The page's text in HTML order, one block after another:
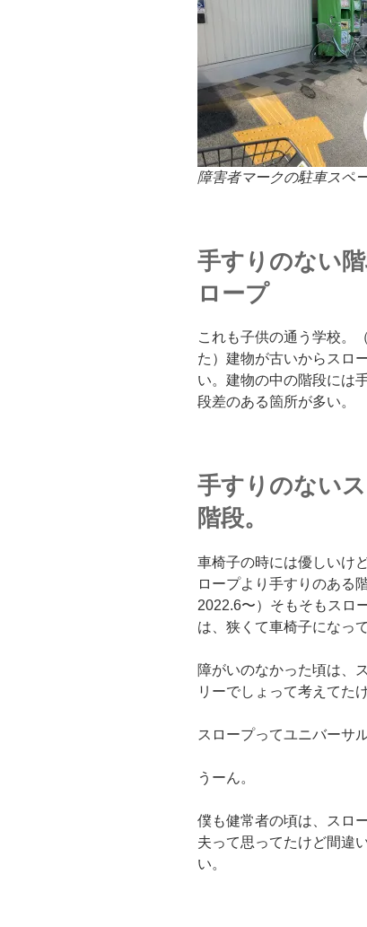
障害者マークの駐車スペ
手すりのない
ロープ
これも子供の通う学校。
た）建物が古いからスロ
い。建物の中の階段には
段差のある箇所が多い。
手すりのない
階段。
車椅子の時には優しいけ
ロープより手すりのある
2022.6〜）そもそもスロ
は、狭くて車椅子になっ
障がいのなかった頃は、
リーでしょって考えてた
スロープってユニバーサ
うーん。
僕も健常者の頃は、スロ
夫って思ってたけど間違
い。